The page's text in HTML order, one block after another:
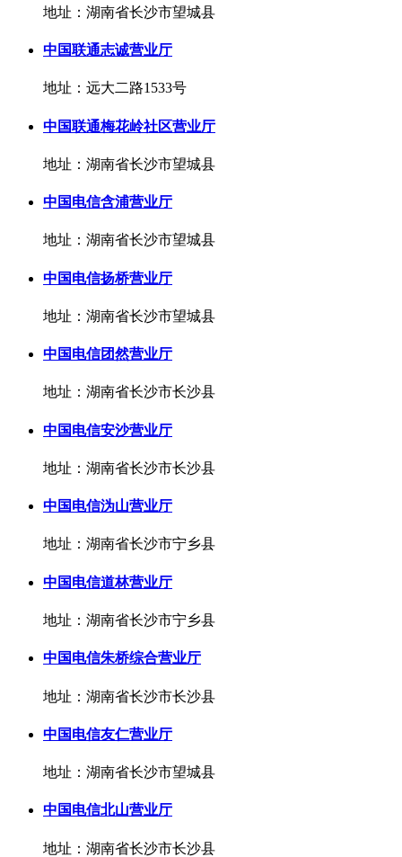
地址：湖南省长沙市望城县
中国联通志诚营业厅
地址：远大二路1533号
中国联通梅花岭社区营业厅
地址：湖南省长沙市望城县
中国电信含浦营业厅
地址：湖南省长沙市望城县
中国电信扬桥营业厅
地址：湖南省长沙市望城县
中国电信团然营业厅
地址：湖南省长沙市长沙县
中国电信安沙营业厅
地址：湖南省长沙市长沙县
中国电信沩山营业厅
地址：湖南省长沙市宁乡县
中国电信道林营业厅
地址：湖南省长沙市宁乡县
中国电信朱桥综合营业厅
地址：湖南省长沙市长沙县
中国电信友仁营业厅
地址：湖南省长沙市望城县
中国电信北山营业厅
地址：湖南省长沙市长沙县